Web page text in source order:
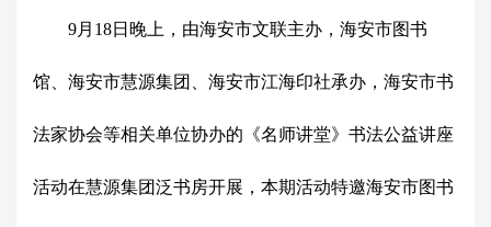
9月18日晚上，由海安市文联主办，海安市图书
馆、海安市慧源集团、海安市江海印社承办，海安市书
法家协会等相关单位协办的《名师讲堂》书法公益讲座
活动在慧源集团泛书房开展，本期活动特邀海安市图书